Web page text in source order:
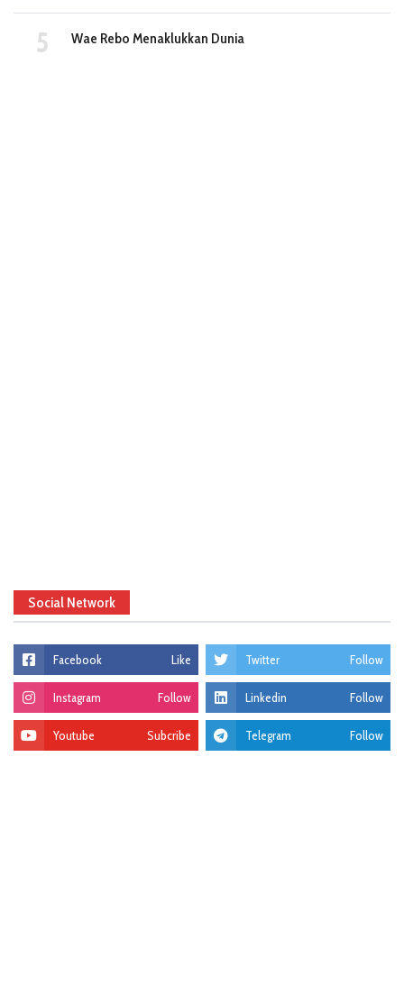
Wae Rebo Menaklukkan Dunia
Social Network
Facebook Like Twitter Follow
Instagram Follow Linkedin Follow
Youtube Subcribe Telegram Follow